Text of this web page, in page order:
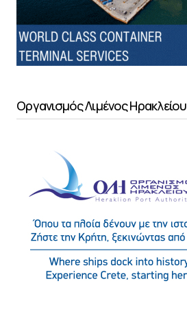
Οργανισμός Λιμένος Ηρακλείου